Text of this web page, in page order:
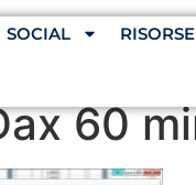
SOCIAL
60